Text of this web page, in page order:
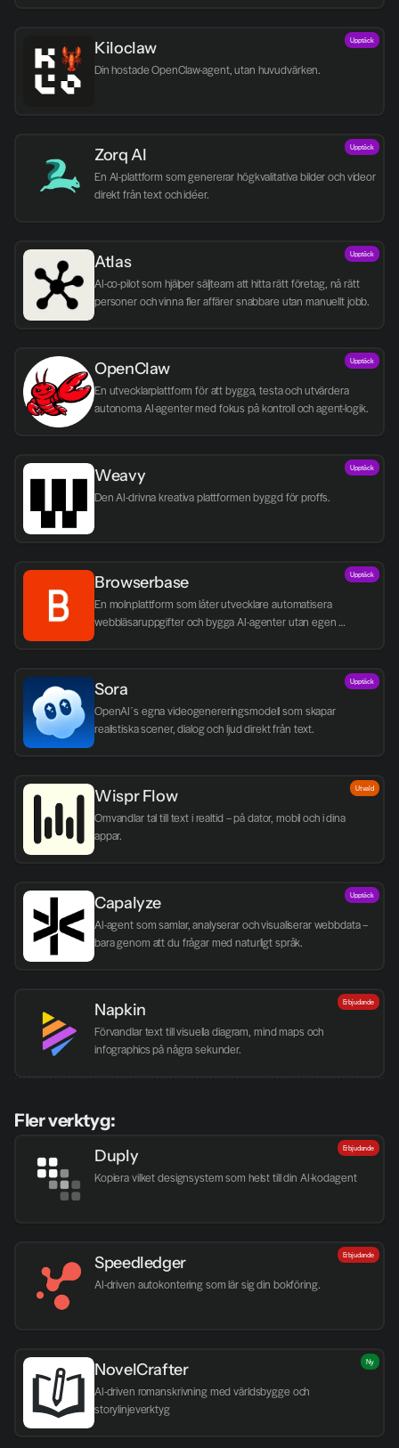
Kiloclaw
Din hostade OpenClaw-agent, utan huvudvärken.
Upptäck
Zorq AI
En AI-plattform som genererar högkvalitativa bilder och videor
direkt från text och idéer.
Upptäck
Atlas
AI-co-pilot som hjälper säljteam att hitta rätt företag, nå rätt
personer och vinna fler affärer snabbare utan manuellt jobb.
Upptäck
OpenClaw
En utvecklarplattform för att bygga, testa och utvärdera
autonoma AI-agenter med fokus på kontroll och agent-logik.
Upptäck
Weavy
Den AI-drivna kreativa plattformen byggd för proffs.
Upptäck
Browserbase
En molnplattform som låter utvecklare automatisera
webbläsaruppgifter och bygga AI-agenter utan egen
Upptäck
Sora
OpenAI´s egna videogenereringsmodell som skapar
realistiska scener, dialog och ljud direkt från text.
Upptäck
Wispr Flow
Omvandlar tal till text i realtid – på dator, mobil och i dina
appar.
Utvald
Capalyze
AI-agent som samlar, analyserar och visualiserar webbdata –
bara genom att du frågar med naturligt språk.
Upptäck
Napkin
Förvandlar text till visuella diagram, mind maps och
infographics på några sekunder.
Erbjudande
Fler verktyg:
Duply
Kopiera vilket designsystem som helst till din AI-kodagent
Erbjudande
Speedledger
AI-driven autokontering som lär sig din bokföring.
Erbjudande
NovelCrafter
AI-driven romanskrivning med världsbygge och
storylinjeverktyg
Ny